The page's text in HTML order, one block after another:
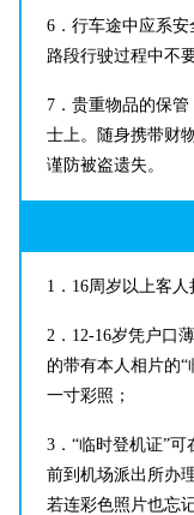
6．行车途中应系
路段行驶过程中不
7．贵重物品的保
士上。随身携带财
谨防被盗遗失。
1．16周岁以上客人
2．12-16岁凭户口
的带有本人相片的
一寸彩照；
3．“临时登机证”
前到机场派出所办
若连彩色照片也忘